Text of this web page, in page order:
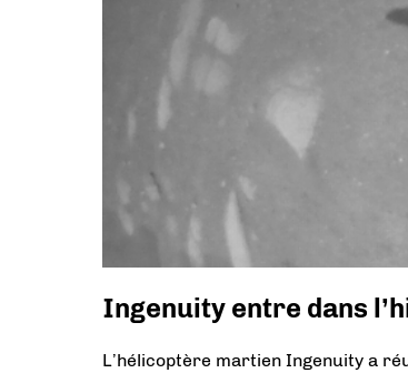
Ingenuity entre dans
L’hélicoptère martien Ingenuity a